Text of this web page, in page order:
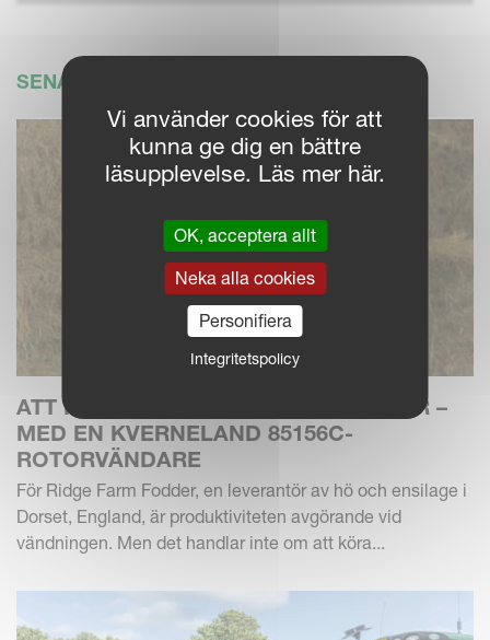
SENASTE NYTT
ATT PASSA PÅ MEDAN SOLEN SKINER –
MED EN KVERNELAND 85156C-
ROTORVÄNDARE
För Ridge Farm Fodder, en leverantör av hö och ensilage i
Dorset, England, är produktiviteten avgörande vid
vändningen. Men det handlar inte om att köra...
Vi använder cookies för att
kunna ge dig en bättre
läsupplevelse. Läs mer här.
OK, acceptera allt
Neka alla cookies
Personifiera
Integritetspolicy